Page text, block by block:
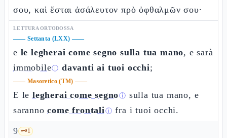
σου, καὶ ἔσται ἀσάλευτον πρὸ ὀφθαλμῶν σου·
LETTURA ORTODOSSA
—— Settanta (LXX) ——
e le legherai come segno sulla tua mano, e sarà
immobileⓘ davanti ai tuoi occhi;
—— Masoretico (TM) ——
E le legherai come segnoⓘ sulla tua mano, e
sarannocome frontaliⓘ fra i tuoi occhi.
9 🗝️1